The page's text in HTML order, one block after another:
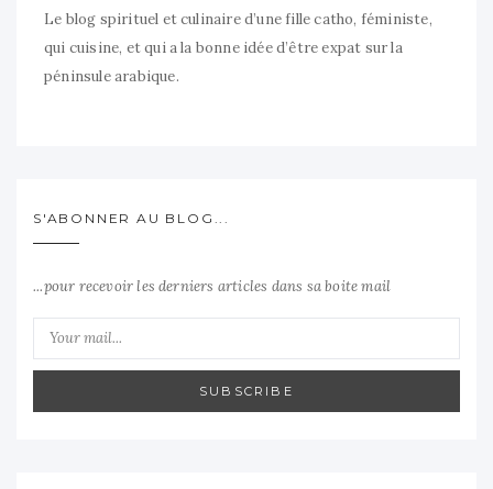
Le blog spirituel et culinaire d’une fille catho, féministe,
qui cuisine, et qui a la bonne idée d’être expat sur la
péninsule arabique.
S'ABONNER AU BLOG...
...pour recevoir les derniers articles dans sa boite mail
SUBSCRIBE